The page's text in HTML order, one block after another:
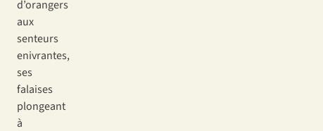
d’orangers
aux
senteurs
enivrantes,
ses
falaises
plongeant
à